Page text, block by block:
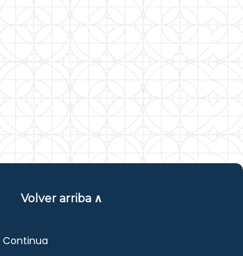
Volver arriba ∧
Continua